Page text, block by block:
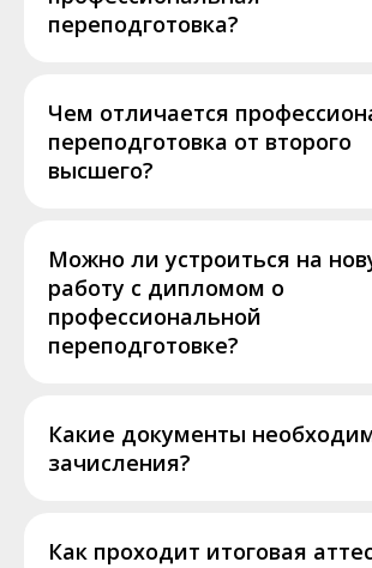
переподготовка?
Чем отличается
переподготовка от второго
высшего?
Можно ли устроиться на
работу с дипломом о
профессиональной
переподготовке?
Какие документы
зачисления?
Как проходит итоговая